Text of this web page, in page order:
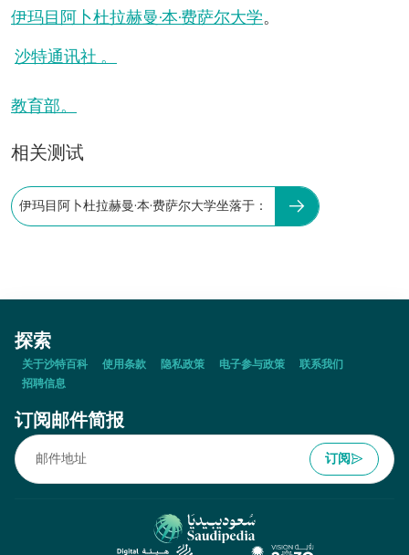
伊玛目阿卜杜拉赫曼·本·费萨尔大学。
沙特通讯社 。
教育部。
相关测试
伊玛目阿卜杜拉赫曼·本·费萨尔大学坐落于：
探索
关于沙特百科 使用条款 隐私政策 电子参与政策
联系我们
招聘信息
订阅邮件简报
订阅